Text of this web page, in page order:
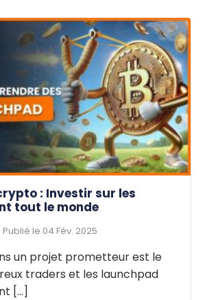
: Investir sur les
tout le monde
| Publié le 04 Fév. 2025
un projet prometteur est le
traders et les launchpad
[...]